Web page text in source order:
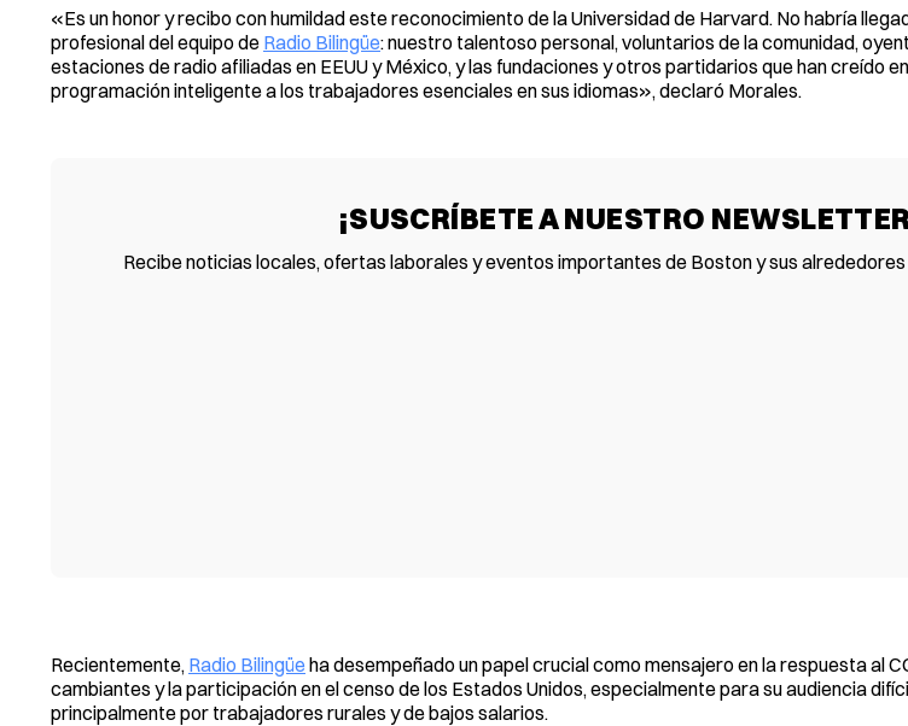
«Es un honor y recibo con humildad este reconocimiento de la Universidad de Harvard. No habría
profesional del equipo de Radio Bilingüe: nuestro talentoso personal, voluntarios de la comunidad,
estaciones de radio afiliadas en EEUU y México, y las fundaciones y otros partidarios que han creído
programación inteligente a los trabajadores esenciales en sus idiomas», declaró Morales.
¡SUSCRÍBETE A NUESTRO
Recibe noticias locales, ofertas laborales y eventos importantes de Boston y sus
Recientemente, Radio Bilingüeha desempeñado un papel crucial como mensajero en la respuesta al
cambiantes y la participación en el censo de los Estados Unidos, especialmente para su audiencia
principalmente por trabajadores rurales y de bajos salarios.